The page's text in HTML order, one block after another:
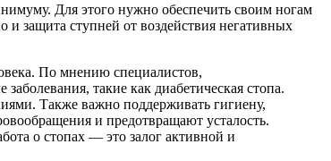
Для этого нужно обеспечить своим ногам
и защита ступней от воздействия негативных
По мнению специалистов,
такие как диабетическая стопа.
Также важно поддерживать гигиену,
и предотвращают усталость.
о стопах — это залог активной и